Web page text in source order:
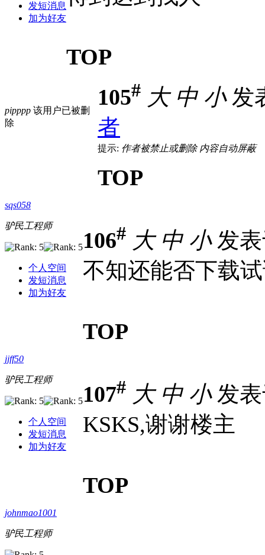
发短消息
加为好友
TOP
pipppp 该用户已被删
除
105# 大 中 小发
者
提示: 作者被禁止或删除 内容自动屏蔽
TOP
sqs058
驴民工程师
个人空间
发短消息
加为好友
106# 大 中 小发表
不知还能否下载
TOP
jjff50
驴民工程师
个人空间
发短消息
加为好友
107# 大 中 小发表
KSKS,谢谢楼主
TOP
johnmao1001
驴民工程师